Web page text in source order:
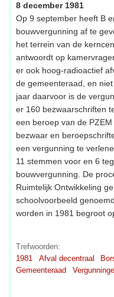
8 december 1981
Op 9 september heeft B
bouwvergunning af te
het terrein van de
antwoordt op
er ook hoog-radioactief
de gemeenteraad, en
jaar daarvoor is de
er 160 bezwaarschriften
een beroep van de
bezwaar en
een vergunning te
11 stemmen voor en 6
bouwvergunning. De
Ruimtelijk Ontwikkeling
schoolvoorbeeld
worden in 1981 begroot
Trefwoorden:
1981
Afval decentraal
Gemeenteraad